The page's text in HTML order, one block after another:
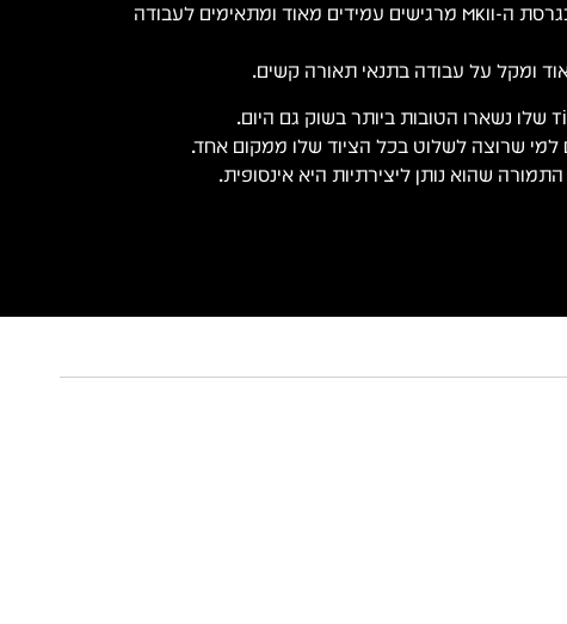
הכפתורים החדשים בגרסת ה-MKII מרגישים עמידים מאוד ומתאימים לעבודה
ומקל על עבודה בתנאי תאורה קשים.
שרוצה לשלוט בכל הציוד שלו ממקום אחד.
שהוא נותן ליצירתיות היא אינסופית.